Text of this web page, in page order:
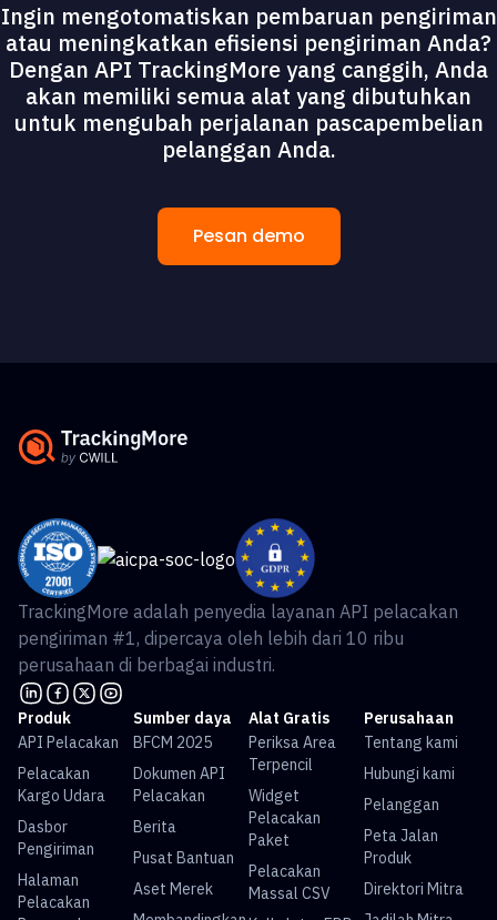
Ingin mengotomatiskan pembaruan pengiriman
atau meningkatkan efisiensi pengiriman Anda?
Dengan API TrackingMore yang canggih, Anda
akan memiliki semua alat yang dibutuhkan
untuk mengubah perjalanan pascapembelian
pelanggan Anda.
Pesan demo
TrackingMore adalah penyedia layanan API pelacakan
pengiriman #1, dipercaya oleh lebih dari 10 ribu
perusahaan di berbagai industri.
Produk
API Pelacakan
Pelacakan
Kargo Udara
Dasbor
Pengiriman
Halaman
Pelacakan
Sumber daya
BFCM 2025
Dokumen API
Pelacakan
Berita
Pusat Bantuan
Aset Merek
Alat Gratis
Periksa Area
Terpencil
Widget
Pelacakan
Paket
Pelacakan
Massal CSV
Perusahaan
Tentang kami
Hubungi kami
Pelanggan
Peta Jalan
Produk
Direktori Mitra